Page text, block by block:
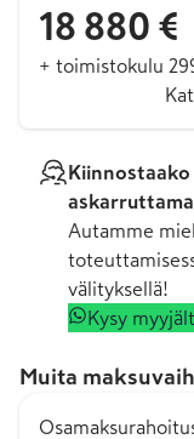
18 880 €
+ toimistokulu
Autamme
välityksellä!
Kysy
Muita